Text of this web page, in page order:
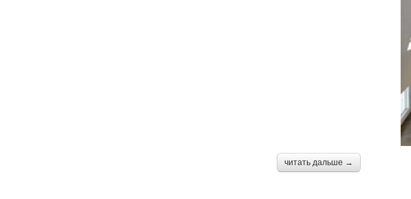
читать дальше →